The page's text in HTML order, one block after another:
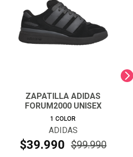
ZAPATILLA ADIDAS
FORUM2000 UNISEX
1 COLOR
ADIDAS
$39.990 $99.990